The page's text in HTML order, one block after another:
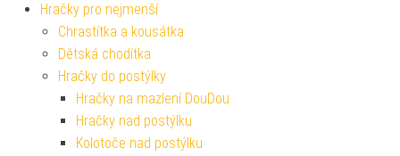
Hračky pro nejmenší
Chrastítka a kousátka
Dětská chodítka
Hračky do postýlky
Hračky na mazlení DouDou
Hračky nad postýlku
Kolotoče nad postýlku